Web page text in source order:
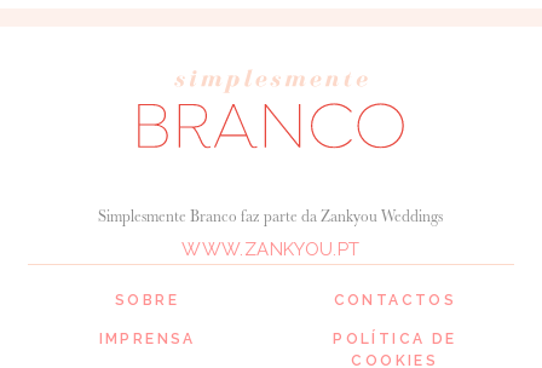
SOBRE
IMPRENSA
Simplesmente Branco faz parte da Zankyou Weddings
WWW.ZANKYOU.PT
CONTACTOS
POLÍTICA DE
COOKIES